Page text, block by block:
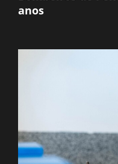
anos